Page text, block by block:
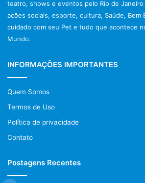
teatro, shows e eventos pelo Rio de Janeiro
ações sociais, esporte, cultura, Saúde, Bem
cuidado com seu Pet e tudo que acontece
Mundo.
INFORMAÇÕES IMPORTANTES
Quem Somos
Termos de Uso
Política de privacidade
Contato
Postagens Recentes